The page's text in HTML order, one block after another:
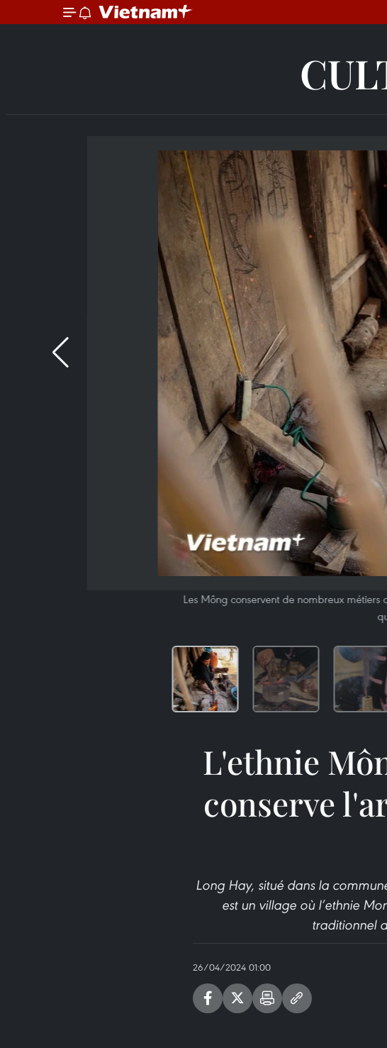
Les Mông conservent de nombreux
L'ethnie
conserve
Long Hay, situé dans la
est un village où l’ethnie
traditionnel
26/04/2024 01:00